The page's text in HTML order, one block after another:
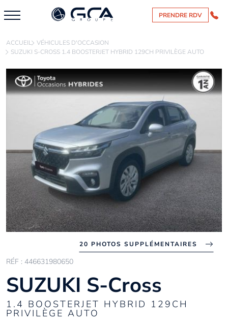
PRENDRE RDV
ACCUEIL VÉHICULES D'OCCASION
SUZUKI S-CROSS 1.4 BOOSTERJET HYBRID 129CH PRIVILÈGE AUTO
20 PHOTOS SUPPLÉMENTAIRES
RÉF : 446631980650
SUZUKI S-Cross
1.4 BOOSTERJET HYBRID 129CH
PRIVILÈGE AUTO